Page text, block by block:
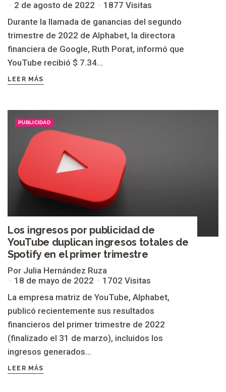
2 de agosto de 2022
1877 Visitas
Durante la llamada de ganancias del segundo
trimestre de 2022 de Alphabet, la directora
financiera de Google, Ruth Porat, informó que
YouTube recibió $ 7.34...
LEER MÁS
PUBLICIDAD
Los ingresos por publicidad de
YouTube duplican ingresos totales de
Spotify en el primer trimestre
Por Julia Hernández Ruza
18 de mayo de 2022
1702 Visitas
La empresa matriz de YouTube, Alphabet,
publicó recientemente sus resultados
financieros del primer trimestre de 2022
(finalizado el 31 de marzo), incluidos los
ingresos generados...
LEER MÁS